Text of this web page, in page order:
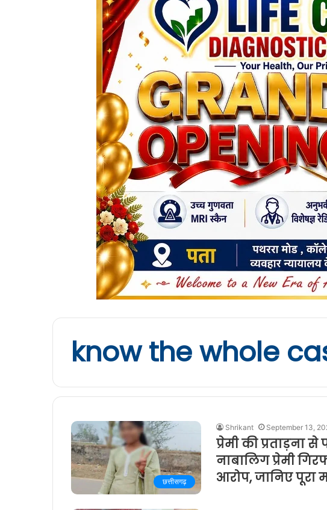
know the whole
छत्तीसगढ़
Shrikant September 13,
प्रेमी की प्रताड़ना
नाबालिग प्रेमी
आरोप, जानिए पूरा